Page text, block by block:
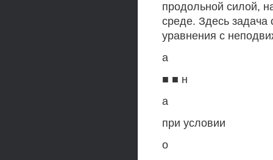
продольной силой,
среде. Здесь задача
уравнения с
а
■ ■ н
а
при условии
о